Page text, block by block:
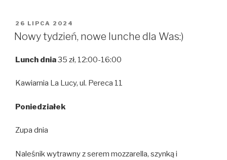
OPUBLIKOWANE
W
26 LIPCA 2024
Nowy tydzień, nowe lunche dla Was:)
Lunch dnia35 zł, 12:00-16:00
Kawiarnia La Lucy, ul. Pereca 11
Poniedziałek
Zupa dnia
Naleśnik wytrawny z serem mozzarella, szynką i